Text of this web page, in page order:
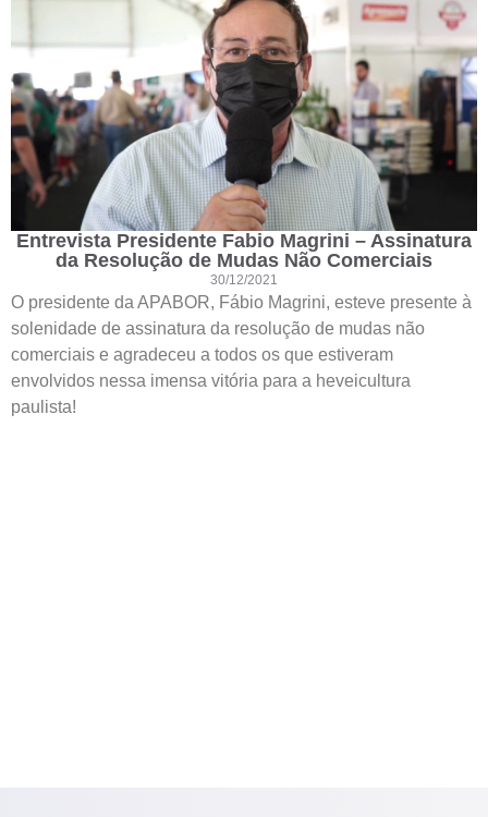
Entrevista Presidente Fabio Magrini – Assinatura
da Resolução de Mudas Não Comerciais
30/12/2021
O presidente da APABOR, Fábio Magrini, esteve presente à
solenidade de assinatura da resolução de mudas não
comerciais e agradeceu a todos os que estiveram
envolvidos nessa imensa vitória para a heveicultura
paulista!